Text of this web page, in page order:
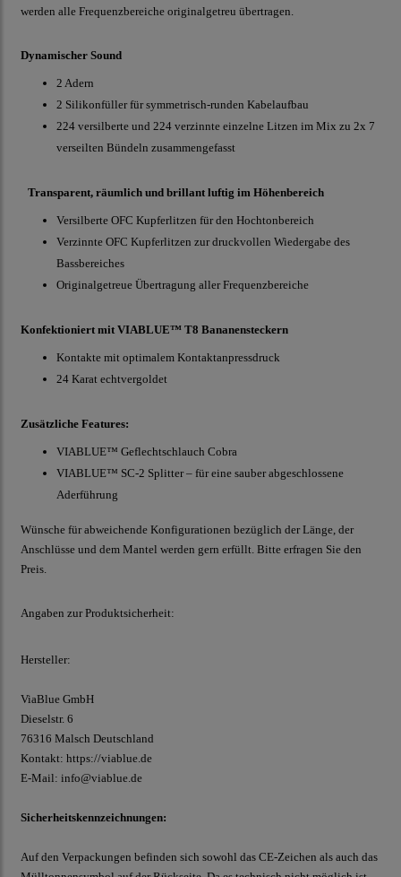
werden alle Frequenzbereiche originalgetreu übertragen.
Dynamischer Sound
2 Adern
2 Silikonfüller für symmetrisch-runden Kabelaufbau
224 versilberte und 224 verzinnte einzelne Litzen im Mix zu 2x 7
verseilten Bündeln zusammengefasst
Transparent, räumlich und brillant luftig im Höhenbereich
Versilberte OFC Kupferlitzen für den Hochtonbereich
Verzinnte OFC Kupferlitzen zur druckvollen Wiedergabe des
Bassbereiches
Originalgetreue Übertragung aller Frequenzbereiche
Konfektioniert mit VIABLUE™ T8 Bananensteckern
Kontakte mit optimalem Kontaktanpressdruck
24 Karat echtvergoldet
Zusätzliche Features:
VIABLUE™ Geflechtschlauch Cobra
VIABLUE™ SC-2 Splitter – für eine sauber abgeschlossene
Aderführung
Wünsche für abweichende Konfigurationen bezüglich der Länge, der
Anschlüsse und dem Mantel werden gern erfüllt. Bitte erfragen Sie den
Preis.
Angaben zur Produktsicherheit:
Hersteller:
ViaBlue GmbH
Dieselstr. 6
76316 Malsch Deutschland
Kontakt: https://viablue.de
E-Mail: info@viablue.de
Sicherheitskennzeichnungen:
Auf den Verpackungen befinden sich sowohl das CE-Zeichen als auch das